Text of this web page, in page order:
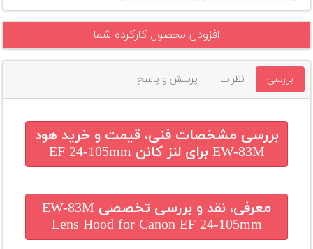
بله
افزودن محصول کارکرده شما
بررسی نظرات پرسش و پاسخ
بررسی مشخصات فنی، قیمت و خریدهود
EW-83M برای لنز کانن EF 24-105mm
معرفی، نقد و بررسی تخصصی EW-83M
Lens Hood for Canon EF 24-105mm